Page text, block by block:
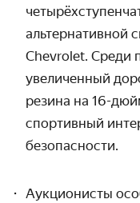
альтернативной
Chevrolet. Среди
увеличенный
резина на 16-
спортивный
безопасности.
Аукционисты